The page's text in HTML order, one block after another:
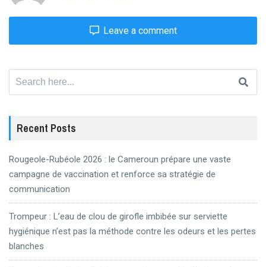
Leave a comment
Search
Recent Posts
Rougeole-Rubéole 2026 : le Cameroun prépare une vaste
campagne de vaccination et renforce sa stratégie de
communication
Trompeur : L’eau de clou de girofle imbibée sur serviette
hygiénique n’est pas la méthode contre les odeurs et les pertes
blanches